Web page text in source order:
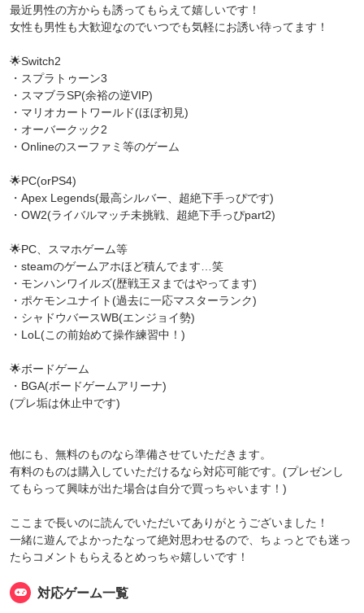
最近男性の方からも誘ってもらえて嬉しいです！
女性も男性も大歓迎なのでいつでも気軽にお誘い待ってます！
🌟Switch2
・スプラトゥーン3
・スマブラSP(余裕の逆VIP)
・マリオカートワールド(ほぼ初見)
・オーバークック2
・Onlineのスーファミ等のゲーム
🌟PC(orPS4)
・Apex Legends(最高シルバー、超絶下手っぴです)
・OW2(ライバルマッチ未挑戦、超絶下手っぴpart2)
🌟PC、スマホゲーム等
・steamのゲームアホほど積んでます…笑
・モンハンワイルズ(歴戦王ヌまではやってます)
・ポケモンユナイト(過去に一応マスターランク)
・シャドウバースWB(エンジョイ勢)
・LoL(この前始めて操作練習中！)
🌟ボードゲーム
・BGA(ボードゲームアリーナ)
(プレ垢は休止中です)
他にも、無料のものなら準備させていただきます。
有料のものは購入していただけるなら対応可能です。(プレゼンし
てもらって興味が出た場合は自分で買っちゃいます！)
ここまで長いのに読んでいただいてありがとうございました！
一緒に遊んでよかったなって絶対思わせるので、ちょっとでも迷っ
たらコメントもらえるとめっちゃ嬉しいです！
対応ゲーム一覧